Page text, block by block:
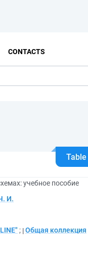
CONTACTS
Table
учебное пособие
И.
; Общая коллекция